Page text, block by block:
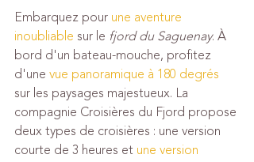
Embarquez pour une aventure
inoubliable sur le fjord du Saguenay. À
bord d'un bateau-mouche, profitez
d'une vue panoramique à 180 degrés
sur les paysages majestueux. La
compagnie Croisières du Fjord propose
deux types de croisières : une version
courte de 3 heures et une version